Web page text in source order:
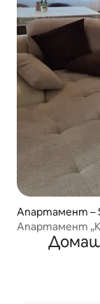
Апартамент –
Апартамент